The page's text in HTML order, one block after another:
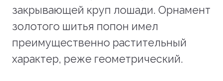
закрывающей круп лошади. Орнамент
золотого шитья попон имел
преимущественно растительный
характер, реже геометрический.